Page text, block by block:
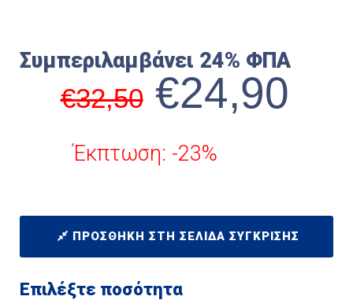
Συμπεριλαμβάνει 24% ΦΠΑ
€32,50 €24,90
Έκπτωση: -23%
ΠΡΟΣΘΉΚΗ ΣΤΗ ΣΕΛΊΔΑ ΣΎΓΚΡΙΣΗΣ
Επιλέξτε ποσότητα